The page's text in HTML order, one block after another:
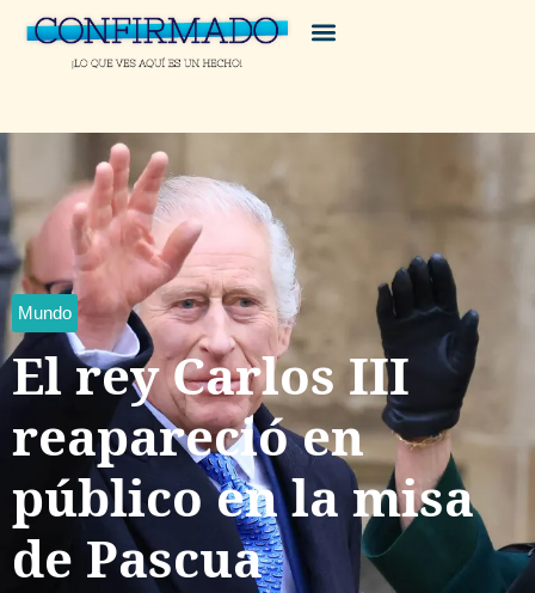
Mundo
El rey Carlos III
reapareció en
público en la misa
de Pascua